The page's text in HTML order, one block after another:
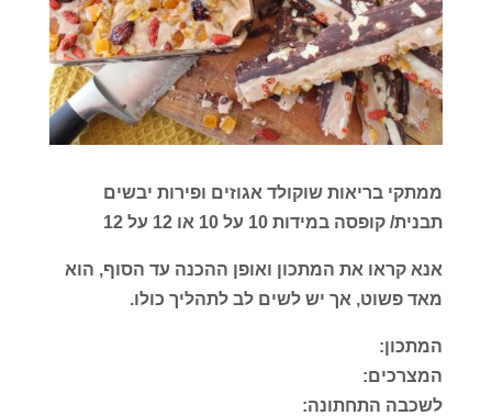
ממתקי בריאות שוקולד אגוזים ופירות יבשים
תבנית/ קופסה במידות 10 על 10 או 12 על 12
אנא קראו את המתכון ואופן ההכנה עד הסוף, הוא
מאד פשוט, אך יש לשים לב לתהליך כולו.
המתכון:
המצרכים:
לשכבה התחתונה: